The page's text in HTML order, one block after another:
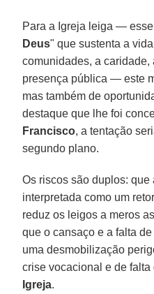
Para a Igreja leiga —
Deus" que sustenta a
comunidades, a caridade,
presença pública — este
mas também de
destaque que lhe foi
Francisco, a tentação
segundo plano.
Os riscos são duplos:
interpretada como um
reduz os leigos a meros
que o cansaço e a falta
uma desmobilização
crise vocacional e de
Igreja.